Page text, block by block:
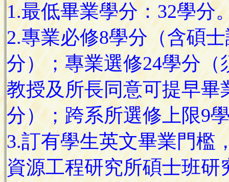
1.最低畢業學分：32學分
2.專業必修8學分（含碩
分）；專業選修24學分
教授及所長同意可提早畢
分）；跨系所選修上限9
3.訂有學生英文畢業門檻
資源工程研究所碩士班研